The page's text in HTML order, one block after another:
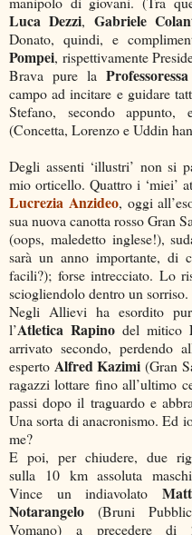
Luca Dezzi, Gabriele
Donato, quindi, e
Pompei, rispettivamente
Brava pure la
campo ad incitare e guidare
Stefano, secondo
(Concetta, Lorenzo e Uddin
Degli assenti ‘illustri’ non si
mio orticello. Quattro i ‘miei’
Lucrezia Anzideo, oggi
sua nuova canotta rosso Gran
(oops, maledetto inglese!),
sarà un anno importante, di
facili?); forse intrecciato. Lo
sciogliendolo dentro un sorriso.
Negli Allievi ha esordito
l’Atletica Rapino del mitico
arrivato secondo, perdendo
esperto Alfred Kazimi (Gran
ragazzi lottare fino all’ultimo
passi dopo il traguardo e
Una sorta di anacronismo. Ed
me?
E poi, per chiudere, due
sulla 10 km assoluta
Vince un indiavolato
Notarangelo (Bruni
Vomano) a precedere di